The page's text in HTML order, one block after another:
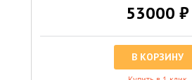
53000 ₽
В КОРЗИНУ